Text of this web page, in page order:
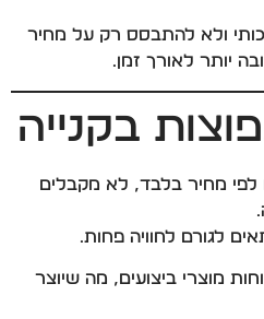
ולא להתבסס רק על מחיר
יותר לאורך זמן.
בקנייה
מחיר בלבד, לא מקבלים
לגורם לחוויה פחות.
מוצרי ביצועים, מה שיוצר